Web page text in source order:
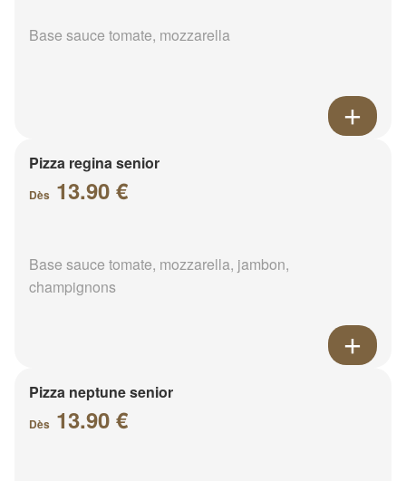
Base sauce tomate, mozzarella
Pizza regina senior
Dès 13.90 €
Base sauce tomate, mozzarella, jambon,
champignons
Pizza neptune senior
Dès 13.90 €